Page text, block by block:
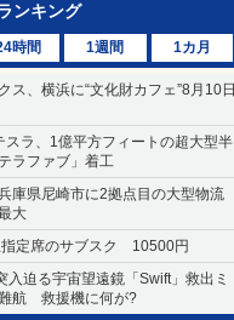
ンキング
時間 1週間 1カ月
ス、横浜に“文化財カフェ”8月10日
スラ、1億平方フィートの超大型半
ラファブ」着工
庫県尼崎市に2拠点目の大型物流
大
定席のサブスク 10500円
入迫る宇宙望遠鏡「Swift」救出ミ
航 救援機に何が?